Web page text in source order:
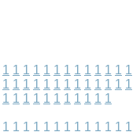
1 1 1 1 1 1 1 1 1 1 1 1 1
1 1 1 1 1 1 1 1 1 1 1 1 1
1 1 1 1 1 1 1 1 1 1 1
1 1 1 1 1 1 1 1 1 1 1 1 1